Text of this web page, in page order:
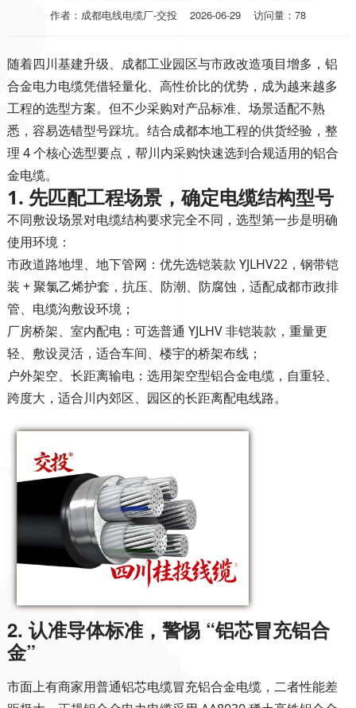
作者：成都电线电缆厂-交投 2026-06-29 访问量：78
随着四川基建升级、成都工业园区与市政改造项目增多，铝
合金电力电缆凭借轻量化、高性价比的优势，成为越来越多
工程的选型方案。但不少采购对产品标准、场景适配不熟
悉，容易选错型号踩坑。结合成都本地工程的供货经验，整
理 4 个核心选型要点，帮川内采购快速选到合规适用的铝合
金电缆。
1. 先匹配工程场景，确定电缆结构型号
不同敷设场景对电缆结构要求完全不同，选型第一步是明确
使用环境：
市政道路地埋、地下管网 ：优先选铠装款 YJLHV22，钢带铠
装 + 聚氯乙烯护套，抗压、防潮、防腐蚀，适配成都市政排
管、电缆沟敷设环境；
厂房桥架、室内配电：可选普通 YJLHV 非铠装款，重量更
轻、敷设灵活，适合车间、楼宇的桥架布线；
户外架空、长距离输电：选用架空型铝合金电缆，自重轻、
跨度大，适合川内郊区、园区的长距离配电线路。
2. 认准导体标准，警惕 “铝芯冒充铝合
金”
市面上有商家用普通铝芯电缆冒充铝合金电缆，二者性能差